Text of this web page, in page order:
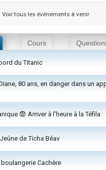
Voir tous les événements à venir
Cours
du Titanic
80 ans, en danger dans un
😨 Arriver à l'heure à la Téfila
de Ticha Béav
Cachère